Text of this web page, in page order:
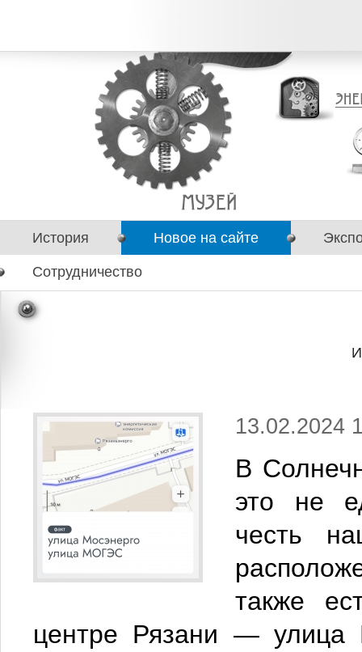
История Новое на сайте
Сотрудничество
13.02.2024
В
это не
честь
также
центре Рязани — улица